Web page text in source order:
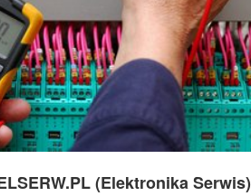
(Elektronika Serwis)